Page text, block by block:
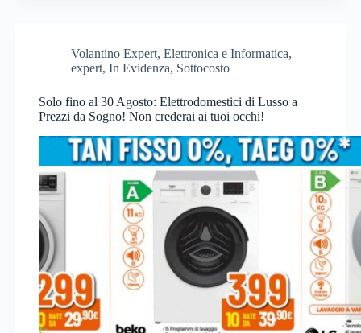
Volantino Expert, Elettronica e Informatica,
expert, In Evidenza, Sottocosto
Solo fino al 30 Agosto: Elettrodomestici di Lusso a
Prezzi da Sogno! Non crederai ai tuoi occhi!